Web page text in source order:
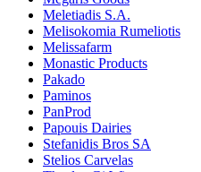
Meletiadis S.A.
Melisokomia Rumeliotis
Melissafarm
Monastic Products
Pakado
Paminos
PanProd
Papouis Dairies
Stefanidis Bros SA
Stelios Carvelas